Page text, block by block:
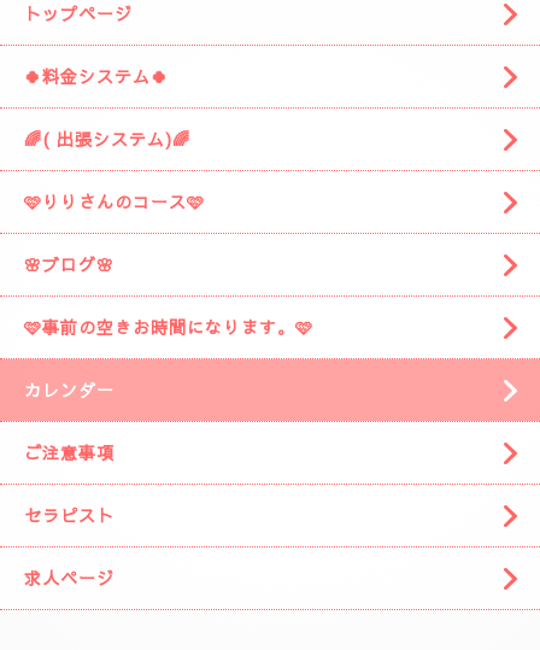
トップページ
🍀料金システム🍀
🌈( 出張システム)🌈
🩷りりさんのコース🩷
🌸ブログ🌸
🩷事前の空きお時間になります。🩷
カレンダー
ご注意事項
セラピスト
求人ページ